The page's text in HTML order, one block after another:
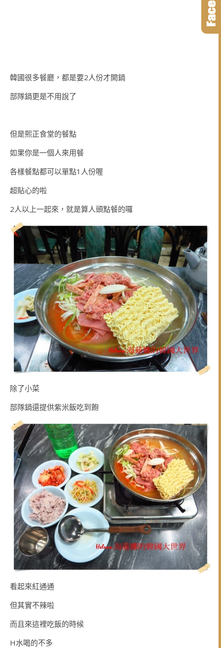
韓國很多餐廳，都是要2人份才開鍋
部隊鍋更是不用說了
但是熙正食堂的餐點
如果你是一個人來用餐
各樣餐點都可以單點1人份喔
超貼心的啦
2人以上一起來，就是算人頭點餐的囉
除了小菜
部隊鍋還提供紫米飯吃到飽
看起來紅通通
但其實不辣啦
而且來這裡吃飯的時候
H水喝的不多